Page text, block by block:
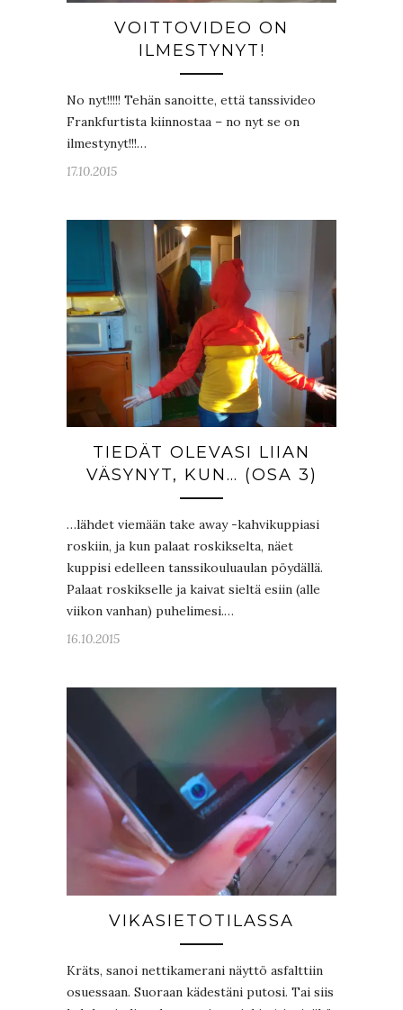
VOITTOVIDEO ON
ILMESTYNYT!
No nyt!!!!! Tehän sanoitte, että tanssivideo
Frankfurtista kiinnostaa – no nyt se on
ilmestynyt!!!…
17.10.2015
TIEDÄT OLEVASI LIIAN
VÄSYNYT, KUN… (OSA 3)
…lähdet viemään take away -kahvikuppiasi
roskiin, ja kun palaat roskikselta, näet
kuppisi edelleen tanssikouluaulan pöydällä.
Palaat roskikselle ja kaivat sieltä esiin (alle
viikon vanhan) puhelimesi.…
16.10.2015
VIKASIETOTILASSA
Kräts, sanoi nettikamerani näyttö asfalttiin
osuessaan. Suoraan kädestäni putosi. Tai siis